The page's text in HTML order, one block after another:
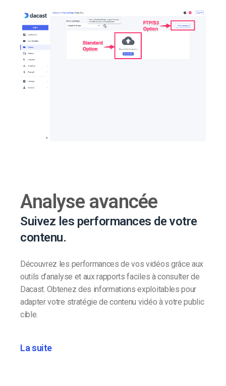
Analyse avancée
Suivez les performances de votre
contenu.
Découvrez les performances de vos vidéos grâce aux
outils d’analyse et aux rapports faciles à consulter de
Dacast. Obtenez des informations exploitables pour
adapter votre stratégie de contenu vidéo à votre public
cible.
La suite